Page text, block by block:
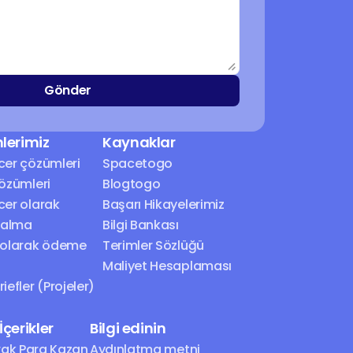
Gönder
çözümleri
olarak
ödeme
(Projeler)
Kaynaklar
Spacetogo
Blogtogo
Başarı Hikayelerimiz
Bilgi Bankası
Terimler Sözlüğü
Maliyet Hesaplaması
Bilgi edinin